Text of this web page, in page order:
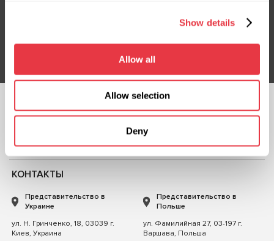
Show details
Allow all
Allow selection
Deny
Подписаться
ПОДПИСЫВАЙТЕСЬ
ЧАТ С НАМИ
КОНТАКТЫ
Представительство в
Украине
ул. Н. Гринченко, 18, 03039 г.
Киев, Украина
Представительство в
Польше
ул. Фамилийная 27, 03-197 г.
Варшава, Польша